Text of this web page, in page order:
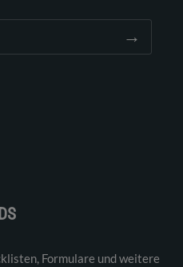
→
Formulare und weitere